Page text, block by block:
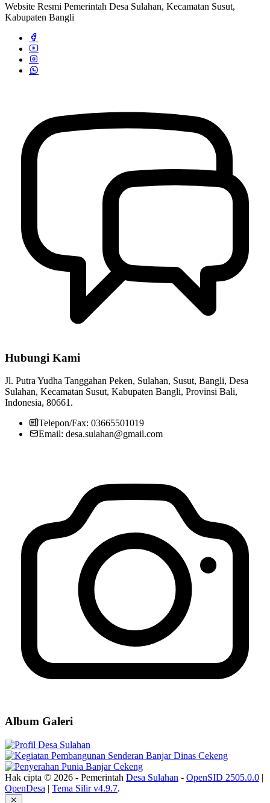
Website Resmi Pemerintah Desa Sulahan, Kecamatan Susut,
Kabupaten Bangli
Hubungi Kami
Jl. Putra Yudha Tanggahan Peken, Sulahan, Susut, Bangli, Desa
Sulahan, Kecamatan Susut, Kabupaten Bangli, Provinsi Bali,
Indonesia, 80661.
Telepon/Fax: 03665501019
Email: desa.sulahan@gmail.com
Album Galeri
Hak cipta © 2026 - Pemerintah Desa Sulahan - OpenSID 2505.0.0 |
OpenDesa | Tema Silir v4.9.7.